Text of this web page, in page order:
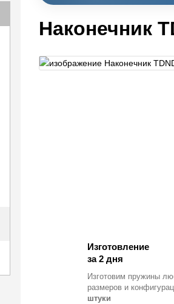
Наконечник
Изготовление
за 2 дня
Изготовим пружины
размеров и
штуки